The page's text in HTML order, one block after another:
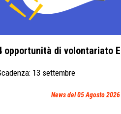
opportunità di volontariato
13 settembre
News del 05 Agosto 2026